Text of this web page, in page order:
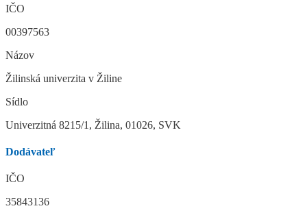
IČO
00397563
Názov
Žilinská univerzita v Žiline
Sídlo
Univerzitná 8215/1, Žilina, 01026, SVK
Dodávateľ
IČO
35843136